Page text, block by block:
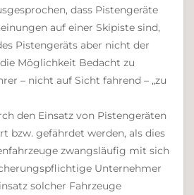
dass Pistengeräte
auf einer Skipiste sind,
Pistengeräts aber nicht der
Möglichkeit Bedacht zu
– nicht auf Sicht fahrend – „zu
den Einsatz von Pistengeräten
bzw. gefährdet werden, als dies
zwangsläufig mit sich
Unternehmer
solcher Fahrzeuge